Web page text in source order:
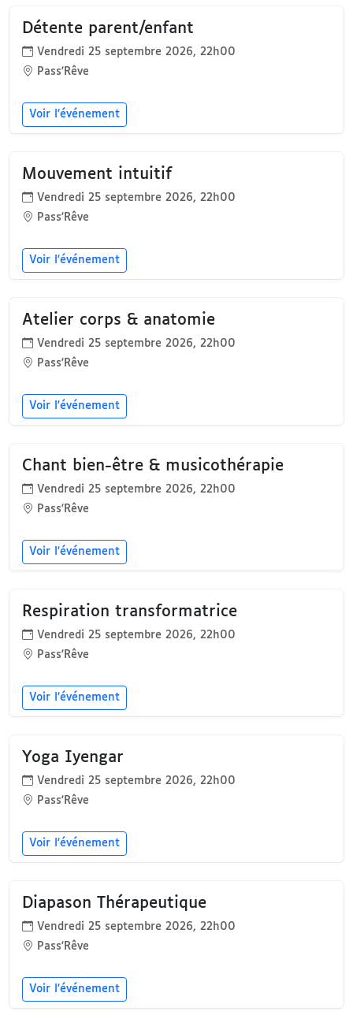
Détente parent/enfant
Vendredi 25 septembre 2026, 22h00
Pass'Rêve
Voir l'événement
Mouvement intuitif
Vendredi 25 septembre 2026, 22h00
Pass'Rêve
Voir l'événement
Atelier corps & anatomie
Vendredi 25 septembre 2026, 22h00
Pass'Rêve
Voir l'événement
Chant bien-être & musicothérapie
Vendredi 25 septembre 2026, 22h00
Pass'Rêve
Voir l'événement
Respiration transformatrice
Vendredi 25 septembre 2026, 22h00
Pass'Rêve
Voir l'événement
Yoga Iyengar
Vendredi 25 septembre 2026, 22h00
Pass'Rêve
Voir l'événement
Diapason Thérapeutique
Vendredi 25 septembre 2026, 22h00
Pass'Rêve
Voir l'événement